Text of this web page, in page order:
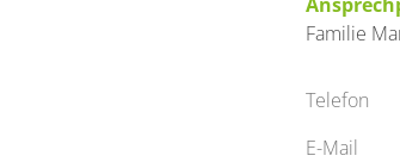
Familie
Telefon
E-Mail